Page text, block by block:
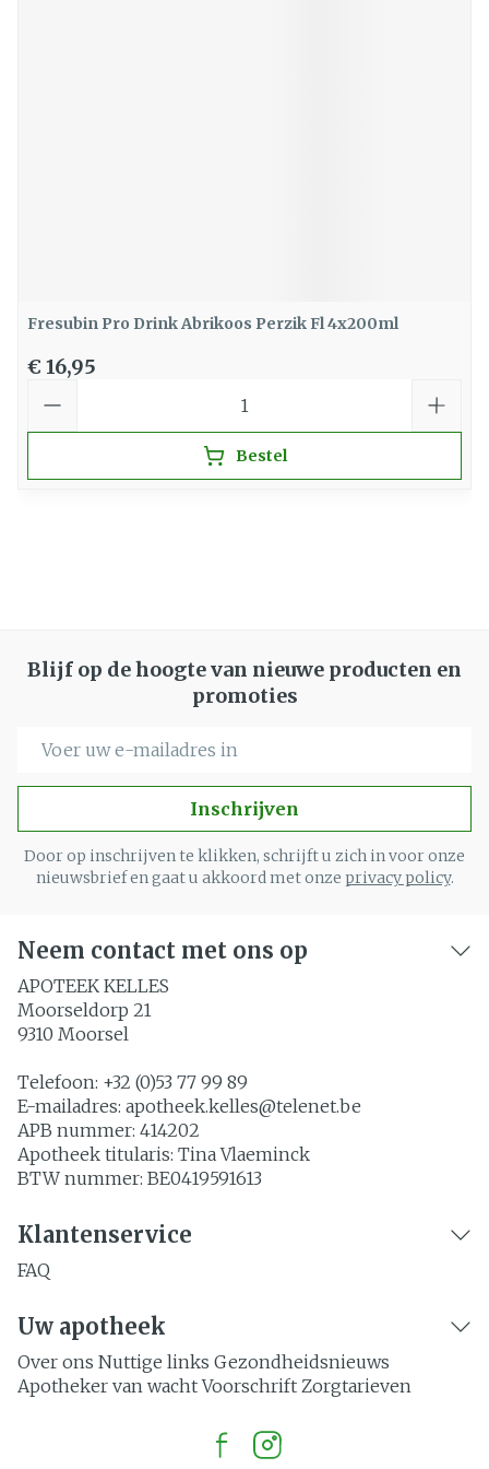
Fresubin Pro Drink Abrikoos Perzik Fl 4x200ml
€ 16,95
Bestel
Blijf op de hoogte van nieuwe producten en
promoties
Inschrijven
Door op inschrijven te klikken, schrijft u zich in voor onze
nieuwsbrief en gaat u akkoord met onze privacy policy.
Neem contact met ons op
APOTEEK KELLES
Moorseldorp 21
9310 Moorsel
Telefoon: +32 (0)53 77 99 89
E-mailadres: apotheek.kelles@telenet.be
APB nummer: 414202
Apotheek titularis: Tina Vlaeminck
BTW nummer: BE0419591613
Klantenservice
FAQ
Uw apotheek
Over ons Nuttige links Gezondheidsnieuws
Apotheker van wacht Voorschrift Zorgtarieven